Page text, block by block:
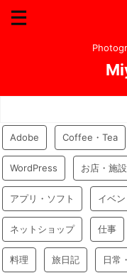
Adobe Coffee・Tea
WordPress お店・施設
アプリ・ソフト イベン
ネットショップ 仕事
料理 旅日記 日常